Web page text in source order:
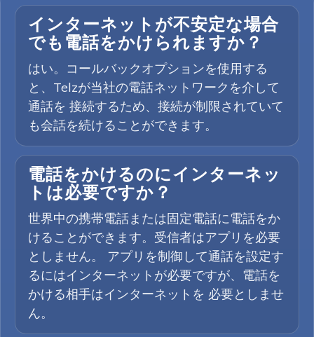
インターネットが不安定な場合
でも電話をかけられますか？
はい。コールバックオプションを使用する
と、Telzが当社の電話ネットワークを介して
通話を 接続するため、接続が制限されていて
も会話を続けることができます。
電話をかけるのにインターネッ
トは必要ですか？
世界中の携帯電話または固定電話に電話をか
けることができます。受信者はアプリを必要
としません。 アプリを制御して通話を設定す
るにはインターネットが必要ですが、電話を
かける相手はインターネットを 必要としませ
ん。